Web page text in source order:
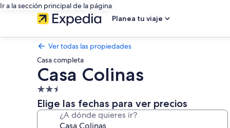
Ir a la sección principal de la página
Planea tu viaje
Ver todas las propiedades
Casa completa
Casa Colinas
Propiedad
de
2.5
estrellas
Elige las fechas para ver precios
¿A dónde quieres ir?